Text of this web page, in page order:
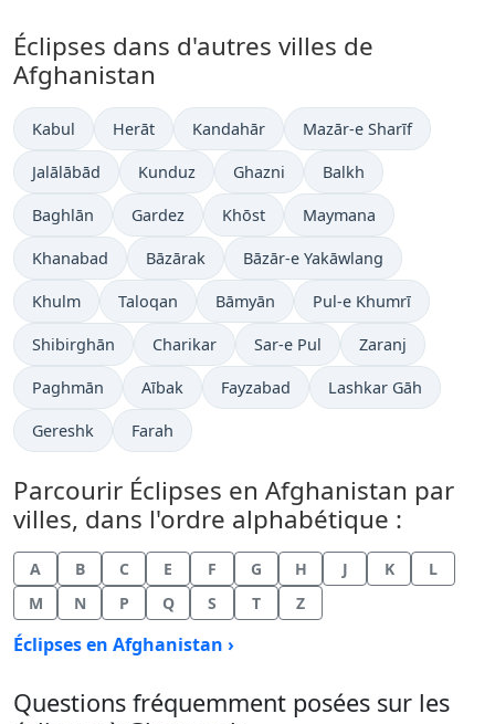
Éclipses dans d'autres villes de
Afghanistan
Kabul Herāt Kandahār Mazār-e Sharīf
Jalālābād Kunduz Ghazni Balkh
Baghlān Gardez Khōst Maymana
Khanabad Bāzārak Bāzār-e Yakāwlang
Khulm Taloqan Bāmyān Pul-e Khumrī
Shibirghān Charikar Sar-e Pul Zaranj
Paghmān Aībak Fayzabad Lashkar Gāh
Gereshk Farah
Parcourir Éclipses en Afghanistan par
villes, dans l'ordre alphabétique :
A B C E F G H J K
L
M
N P Q S T Z
Éclipses en Afghanistan ›
Questions fréquemment posées sur les